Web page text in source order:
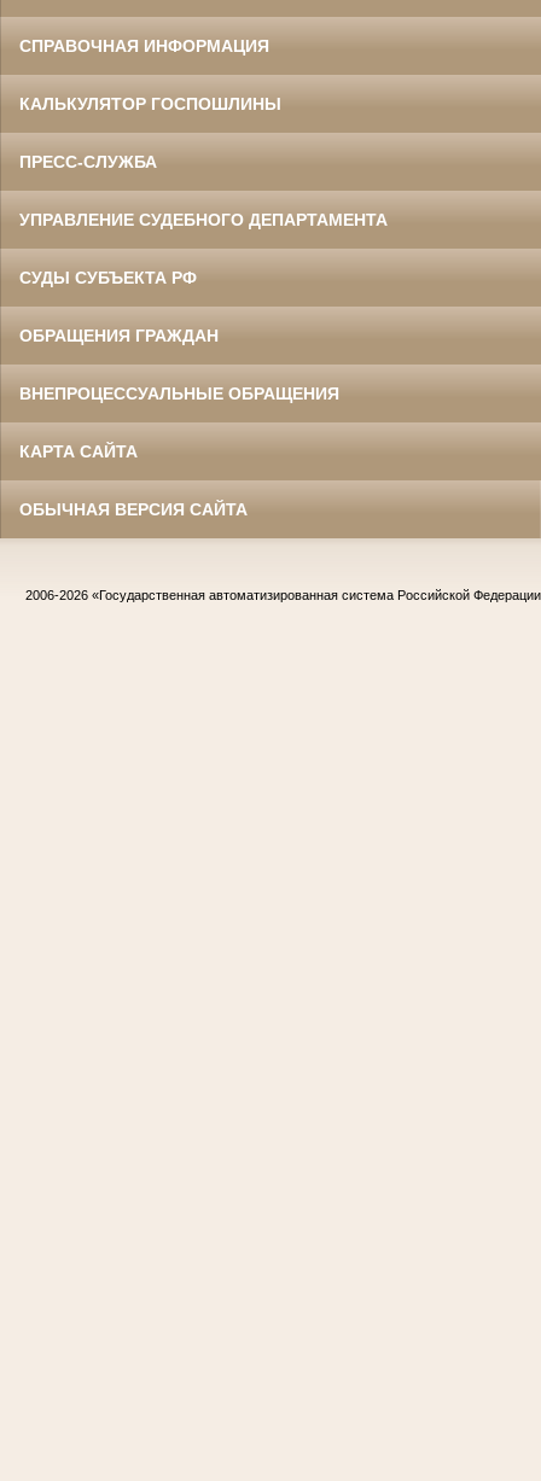
СПРАВОЧНАЯ ИНФОРМАЦИЯ
КАЛЬКУЛЯТОР ГОСПОШЛИНЫ
ПРЕСС-СЛУЖБА
УПРАВЛЕНИЕ СУДЕБНОГО ДЕПАРТАМЕНТА
СУДЫ СУБЪЕКТА РФ
ОБРАЩЕНИЯ ГРАЖДАН
ВНЕПРОЦЕССУАЛЬНЫЕ ОБРАЩЕНИЯ
КАРТА САЙТА
ОБЫЧНАЯ ВЕРСИЯ САЙТА
2006-2026 «Государственная автоматизированная система Российской